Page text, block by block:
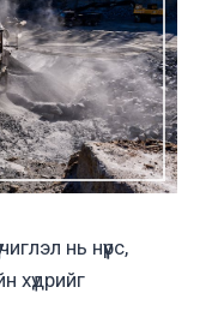
нь нүүрс,
хүдрийг